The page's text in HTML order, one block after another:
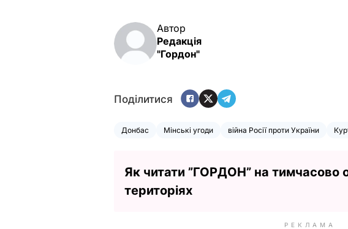
Автор
Редакція
"Гордон"
Поділитися
Донбас Мінські угоди війна Росії проти України
Як читати ”ГОРДОН” на тимчасово
територіях
РЕКЛАМА